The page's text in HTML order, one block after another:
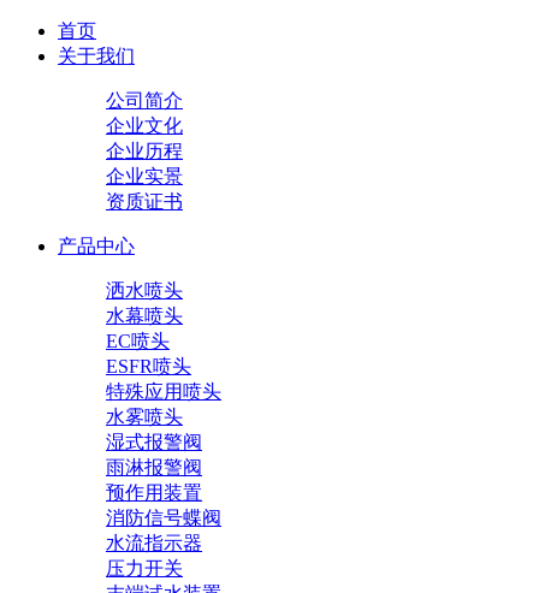
首页
关于我们
公司简介
企业文化
企业历程
企业实景
资质证书
产品中心
洒水喷头
水幕喷头
EC喷头
ESFR喷头
特殊应用喷头
水雾喷头
湿式报警阀
雨淋报警阀
预作用装置
消防信号蝶阀
水流指示器
压力开关